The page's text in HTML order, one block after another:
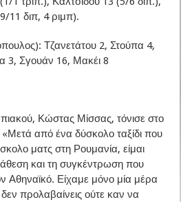
11 διπ, 4 ριμπ).
Τζανετάτου 2, Στούπα 4,
3, Σγουάν 16, Μακέι 8
Κώστας Μίσσας, τόνισε στο
«Μετά από ένα δύσκολο ταξίδι που
ματς στη Ρουμανία, είμαι
και τη συγκέντρωση που
Αθηναϊκό. Είχαμε μόνο μία μέρα
προλαβαίνεις ούτε καν να